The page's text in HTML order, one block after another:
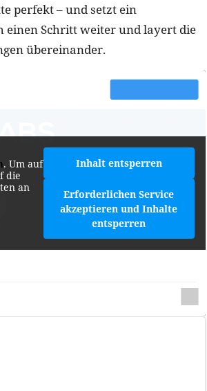
perfekt – und setzt ein
einen Schritt weiter und layert die
übereinander.
. Um auf
die
an
Inhalt entsperren
Erforderlichen Service
akzeptieren und Inhalte
entsperren